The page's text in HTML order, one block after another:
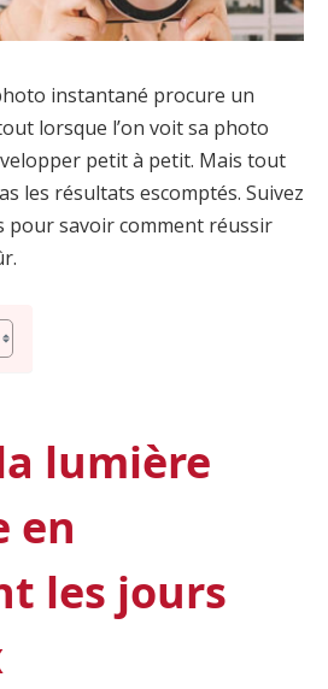
instantané procure un
lorsque l’on voit sa photo
petit à petit. Mais tout
les résultats escomptés. Suivez
pour savoir comment réussir
lumière
en
les jours